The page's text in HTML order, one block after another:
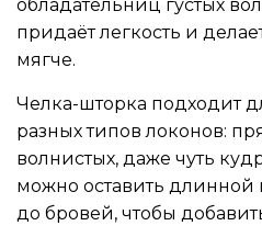
обладательниц густых
придаёт легкость и
мягче.
Челка-шторка подходит
разных типов локонов:
волнистых, даже чуть
можно оставить длинной
до бровей, чтобы